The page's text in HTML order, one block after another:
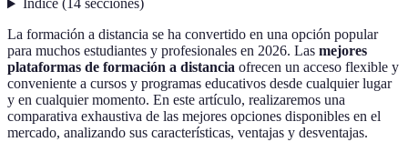
Índice(14 secciones)
La formación a distancia se ha convertido en una opción popular
para muchos estudiantes y profesionales en 2026. Las mejores
plataformas de formación a distancia ofrecen un acceso flexible y
conveniente a cursos y programas educativos desde cualquier lugar
y en cualquier momento. En este artículo, realizaremos una
comparativa exhaustiva de las mejores opciones disponibles en el
mercado, analizando sus características, ventajas y desventajas.